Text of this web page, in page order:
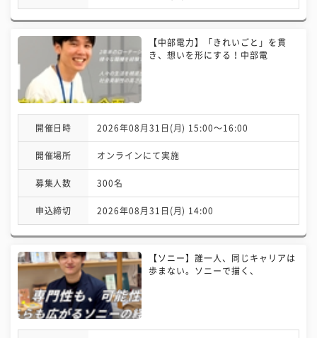
【中部電力】「きれいごと」を貫
き、想いを形にする！中部電
開催日時 2026年08月31日(月) 15:00〜16:00
開催場所 オンラインにて実施
募集人数 300名
申込締切 2026年08月31日(月) 14:00
【ソニー】誰一人、同じキャリアは
歩まない。ソニーで描く、